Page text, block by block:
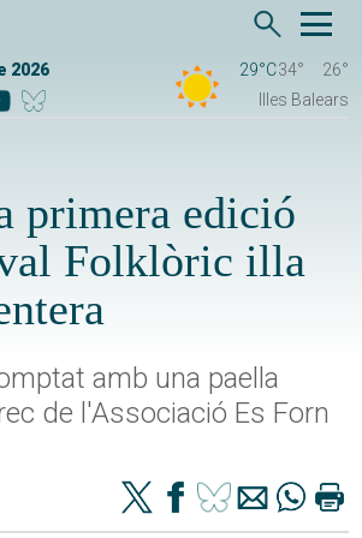
2026 29°C34°
26°
Illes Balears
primera edició
Folklòric illa
amb una paella
de l'Associació Es Forn